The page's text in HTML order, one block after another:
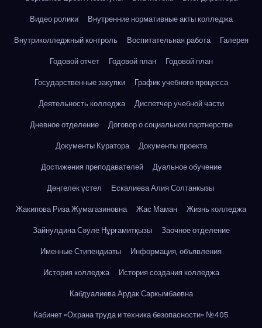
Видео ролики
Внутренние нормативные акты колледжа
Внутриколледжный контроль
Воспитательная работа
Галерея
Годовой отчет
Годовой план
Годовой план
Государственные закупки
График учебного процесса
Деятельность колледжа
Диспетчер учебной части
Дневное отделение
Договор о социальном партнерстве
Документы Куратора
Документы проекта
Достижения преподавателей
Дуальное обучение
Дөңгелек үстел
Ескалиева Алия Солтанкызы
Жакипова Риза Жумагазиновна
Жас Маман
Жизнь колледжа
Зайнулдина Сәуле Нұрғамитқызы
Заочное отделение
Именные Стипендиаты
Информация, объявления
История колледжа
История создания колледжа
Кабдуалиева Ардак Саркымбаевна
Кабинет «Охрана труда и техника безопасности» №405